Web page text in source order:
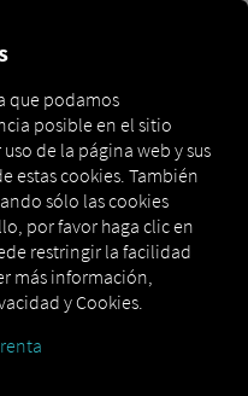
Connect
externo
que podamos
posible en el sitio
de la página web y sus
estas cookies. También
sólo las cookies
por favor haga clic en
restringir la facilidad
más información,
y Cookies.